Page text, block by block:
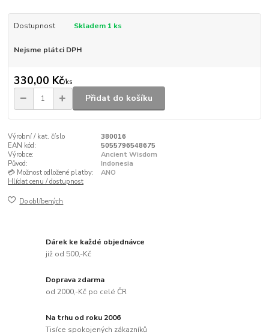
Dostupnost Skladem 1 ks
Nejsme plátci DPH
330,00 Kč/ks
Přidat do košíku
Výrobní / kat. číslo
380016
EAN kód:
5055796548675
Výrobce:
Ancient Wisdom
Původ:
Indonesia
💳 Možnost odložené platby:
ANO
Hlídat cenu / dostupnost
Do oblíbených
Dárek ke každé objednávce
již od 500,-Kč
Doprava zdarma
od 2000,-Kč po celé ČR
Na trhu od roku 2006
Tisíce spokojených zákazníků